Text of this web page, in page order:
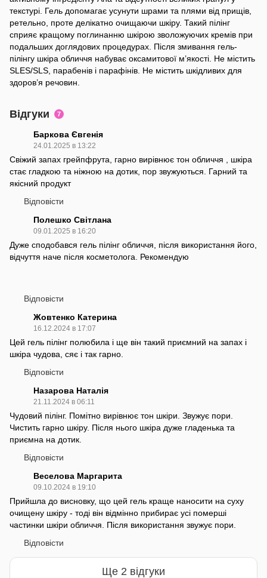
текстурі. Гель допомагає усунути шрами та плями від прищів,
ретельно, проте делікатно очищаючи шкіру. Такий пілінг
сприяє кращому поглинанню шкірою зволожуючих кремів при
подальших доглядових процедурах. Після змивання гель-
пілінгу шкіра обличчя набуває оксамитової м’якості. Не містить
SLES/SLS, парабенів і парафінів. Не містить шкідливих для
здоров’я речовин.
Відгуки 7
Баркова Євгенія
24.01.2025 в 13:22
Свіжий запах грейпфрута, гарно вирівнює тон обличчя , шкіра
стає гладкою та ніжною на дотик, пор звужуються. Гарний та
якісний продукт
Відповісти
Полешко Світлана
09.01.2025 в 16:20
Дуже сподобався гель пілінг обличчя, після використання його,
відчуття наче після косметолога. Рекомендую
Відповісти
Жовтенко Катерина
16.12.2024 в 17:07
Цей гель пілінг полюбила і ще він такий приємний на запах і
шкіра чудова, сяє і так гарно.
Відповісти
Назарова Наталія
21.11.2024 в 06:11
Чудовий пілінг. Помітно вирівнює тон шкіри. Звужує пори.
Чистить гарно шкіру. Після нього шкіра дуже гладенька та
приємна на дотик.
Відповісти
Веселова Маргарита
09.10.2024 в 19:10
Прийшла до висновку, що цей гель краще наносити на суху
очищену шкіру - тоді він відмінно прибирає усі померші
частинки шкіри обличчя. Після використання звужує пори.
Відповісти
Ще 2 відгуки